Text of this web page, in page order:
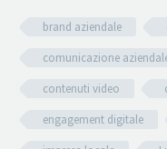
brand aziendale
comunicazione
contenuti video
engagement digitale